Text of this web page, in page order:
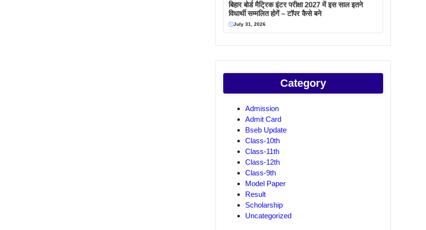
बिहार बोर्ड मैट्रिक इंटर परीक्षा 2027 में इस साल इतने
विधार्थी सम्मलित होगें – टॉपर कैसे बने
July 31, 2026
Category
Admission
Admit Card
Bseb Update
Class-10th
Class-11th
Class-12th
Class-9th
Model Paper
Result
Scholarship
Uncategorized